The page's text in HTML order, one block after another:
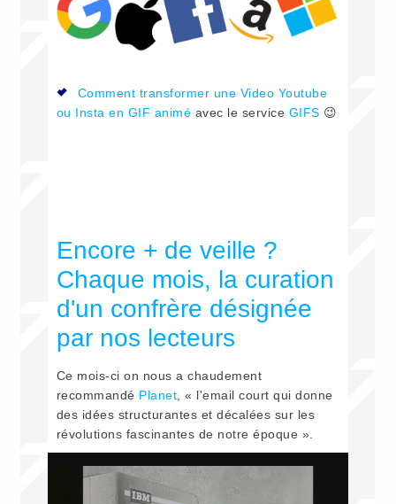
Comment transformer une Video Youtube
ou Insta en GIF animé avec le service GIFS 😉
Encore + de veille ?
Chaque mois, la curation
d'un confrère désignée
par nos lecteurs
Ce mois-ci on nous a chaudement
recommandé Planet, « l'email court qui donne
des idées structurantes et décalées sur les
révolutions fascinantes de notre époque ».